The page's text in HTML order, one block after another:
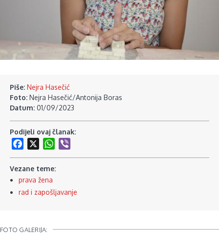
Piše: Nejra Hasečić
Foto: Nejra Hasečić/Antonija Boras
Datum: 01/09/2023
Podijeli ovaj članak:
Facebook
WhatsApp
Vezane teme:
prava žena
rad i zapošljavanje
FOTO GALERIJA: